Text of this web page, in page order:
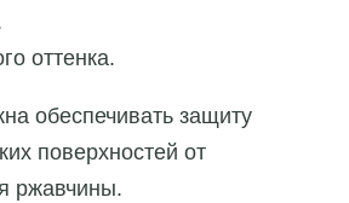
оттенка.
обеспечивать защиту
поверхностей от
ржавчины.